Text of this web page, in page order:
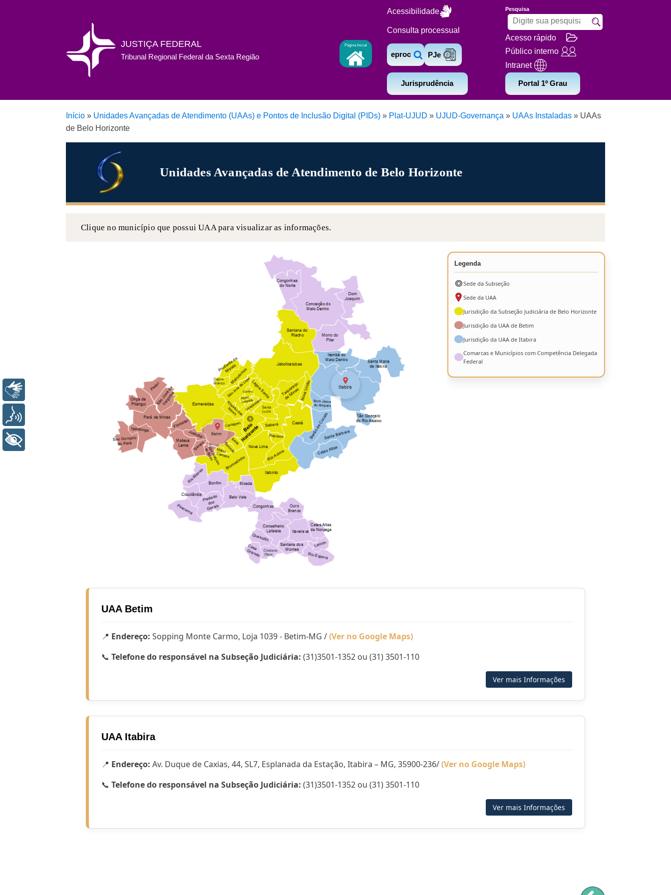
JUSTIÇA FEDERAL
Tribunal Regional Federal da Sexta Região
Página Inicial
Acessibilidade
Consulta processual
eproc PJe
Jurisprudência
Pesquisa
Acesso rápido
Público interno
Intranet
Portal 1º Grau
Início » Unidades Avançadas de Atendimento (UAAs) e Pontos de Inclusão Digital (PIDs) » Plat-UJUD » UJUD-Governança » UAAs Instaladas » UAAs
de Belo Horizonte
Unidades Avançadas de Atendimento de Belo Horizonte
Clique no município que possui UAA para visualizar as informações.
Legenda
Sede da Subseção
Sede da UAA
Jurisdição da Subseção Judiciária de Belo Horizonte
Jurisdição da UAA de Betim
Jurisdição da UAA de Itabira
Comarcas e Municípios com Competência Delegada
Federal
UAA Betim
📍 Endereço: Sopping Monte Carmo, Loja 1039 - Betim-MG /(Ver no Google Maps)
📞 Telefone do responsável na Subseção Judiciária: (31)3501-1352 ou (31) 3501-110
Ver mais Informações
UAA Itabira
📍 Endereço: Av. Duque de Caxias, 44, SL7, Esplanada da Estação, Itabira – MG, 35900-236/(Ver no Google Maps)
📞 Telefone do responsável na Subseção Judiciária: (31)3501-1352 ou (31) 3501-110
Ver mais Informações